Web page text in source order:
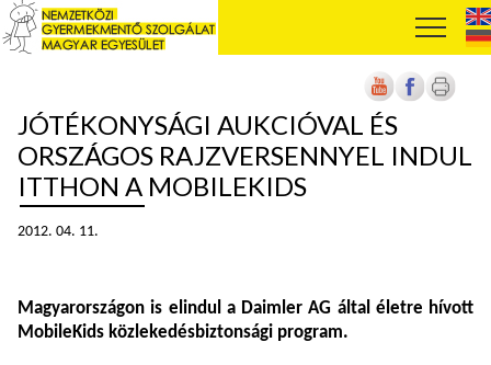
JÓTÉKONYSÁGI AUKCIÓVAL ÉS
ORSZÁGOS RAJZVERSENNYEL INDUL
ITTHON A MOBILEKIDS
2012. 04. 11.
Magyarországon is elindul a Daimler AG által életre hívott
MobileKids közlekedésbiztonsági program.